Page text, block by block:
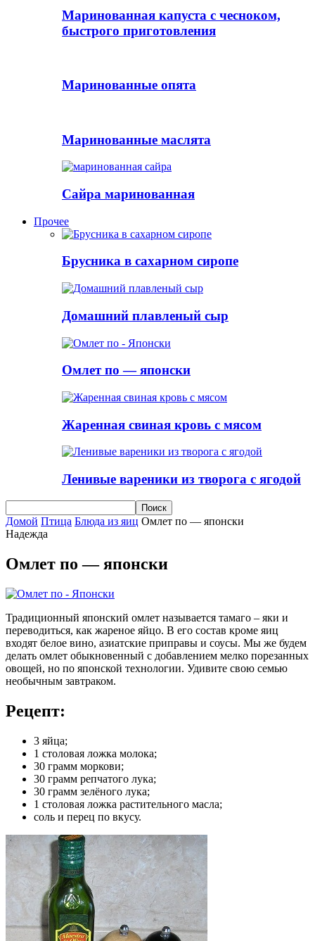
Маринованная капуста с чесноком,
быстрого приготовления
Маринованные опята
Маринованные маслята
Сайра маринованная
Прочее
Брусника в сахарном сиропе
Домашний плавленый сыр
Омлет по — японски
Жаренная свиная кровь с мясом
Ленивые вареники из творога с ягодой
Домой Птица Блюда из яиц Омлет по — японски
Надежда
Омлет по — японски
Традиционный японский омлет называется тамаго – яки и
переводиться, как жареное яйцо. В его состав кроме яиц
входят белое вино, азиатские приправы и соусы. Мы же будем
делать омлет обыкновенный с добавлением мелко порезанных
овощей, но по японской технологии. Удивите свою семью
необычным завтраком.
Рецепт:
3 яйца;
1 столовая ложка молока;
30 грамм моркови;
30 грамм репчатого лука;
30 грамм зелёного лука;
1 столовая ложка растительного масла;
соль и перец по вкусу.